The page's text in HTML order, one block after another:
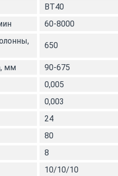
ВТ40
60-8000
650
мм
90-675
0,005
0,003
24
80
8
10/10/10